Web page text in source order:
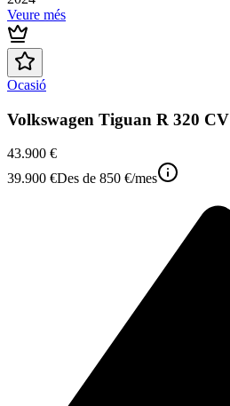
Veure més
Ocasió
Volkswagen Tiguan R 320 CV
43.900 €
39.900 €Des de 850 €/mes